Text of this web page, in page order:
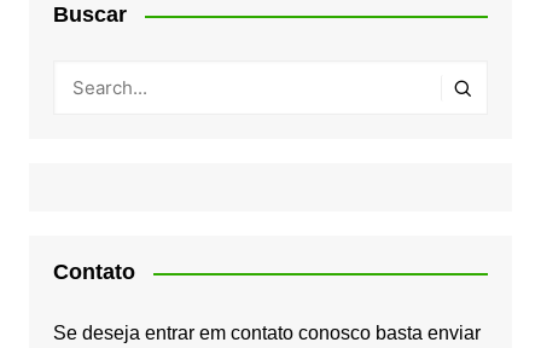
Buscar
Contato
Se deseja entrar em contato conosco basta enviar